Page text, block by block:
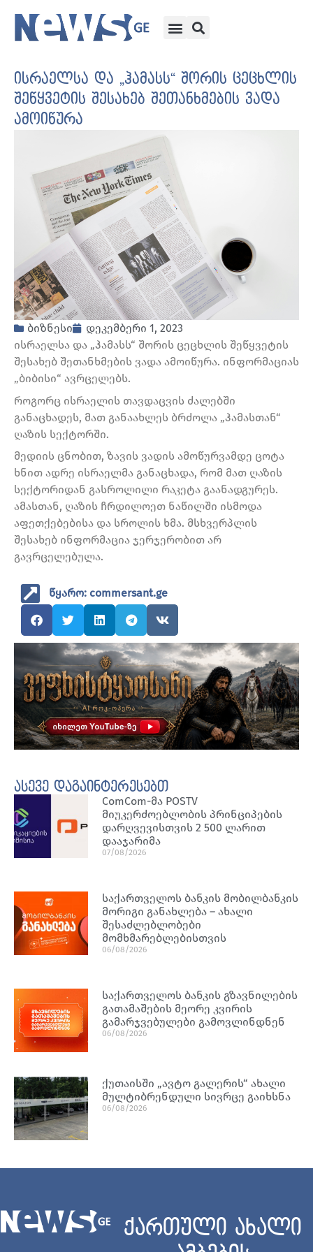
ისრაელსა და „ჰამასს“ შორის ცეცხლის
შეწყვეტის შესახებ შეთანხმების ვადა
ამოიწურა
ბიზნესი
დეკემბერი 1, 2023
ისრაელსა და „ჰამასს“ შორის ცეცხლის შეწყვეტის
შესახებ შეთანხმების ვადა ამოიწურა. ინფორმაციას
„ბიბისი“ ავრცელებს.
როგორც ისრაელის თავდაცვის ძალებში
განაცხადეს, მათ განაახლეს ბრძოლა „ჰამასთან“
ღაზის სექტორში.
მედიის ცნობით, ზავის ვადის ამოწურვამდე ცოტა
ხნით ადრე ისრაელმა განაცხადა, რომ მათ ღაზის
სექტორიდან გასროლილი რაკეტა გაანადგურეს.
ამასთან, ღაზის ჩრდილოეთ ნაწილში ისმოდა
აფეთქებებისა და სროლის ხმა. მსხვერპლის
შესახებ ინფორმაცია ჯერჯერობით არ
გავრცელებულა.
წყარო: commersant.ge
ასევე დაგაინტერესებთ
ComCom-მა POSTV
მიუკერძოებლობის პრინციპების
დარღვევისთვის 2 500 ლარით
დააჯარიმა
07/08/2026
საქართველოს ბანკის მობილბანკის
მორიგი განახლება – ახალი
შესაძლებლობები
მომხმარებლებისთვის
06/08/2026
საქართველოს ბანკის გზავნილების
გათამაშების მეორე კვირის
გამარჯვებულები გამოვლინდნენ
06/08/2026
ქუთაისში „ავტო გალერის“ ახალი
მულტიბრენდული სივრცე გაიხსნა
06/08/2026
ქართული ახალი